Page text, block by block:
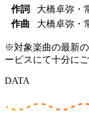
作詞
大橋卓弥・
作曲
大橋卓弥・
※対象楽曲の最新
ービスにて十分に
DATA